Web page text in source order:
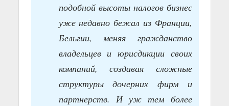
подобной высоты налогов бизнес
уже недавно бежал из Франции,
Бельгии, меняя гражданство
владельцев и юрисдикции своих
компаний, создавая сложные
структуры дочерних фирм и
партнерств. И уж тем более